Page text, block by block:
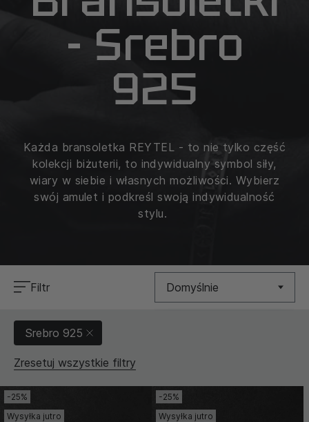
- Srebro
925
Każda bransoletka REYTEL - to nie tylko część
kolekcji biżuterii, to indywidualny symbol siły,
wiary w siebie i własnych możliwości. Wybierz
swój amulet i podkreśl swoją indywidualność
stylu.
Filtr Domyślnie
Cena (Wysoka >
Niska)
Srebro 925
Zresetuj wszystkie filtry
-25%
Wysyłka jutro
-25%
Wysyłka jutro